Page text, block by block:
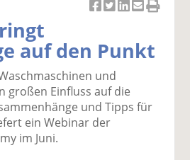
k
a
uf
F
ac
k
el
t
wi
tt
er
k
a
uf
Li
k
er
E
k
ck
auf den Punkt
und
großen Einfluss auf die
und Tipps für
ein Webinar der
im Juni.